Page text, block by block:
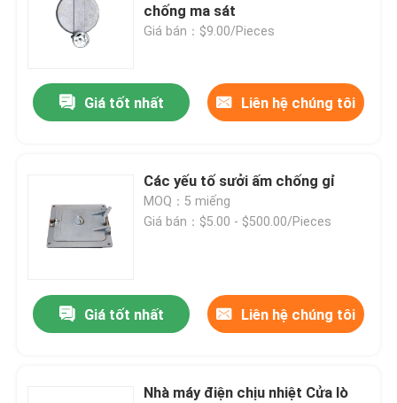
chống ma sát
Giá bán：$9.00/Pieces
Giá tốt nhất Liên hệ chúng tôi
Các yếu tố sưởi ấm chống gỉ
MOQ：5 miếng
Giá bán：$5.00 - $500.00/Pieces
Giá tốt nhất Liên hệ chúng tôi
Nhà máy điện chịu nhiệt Cửa lò